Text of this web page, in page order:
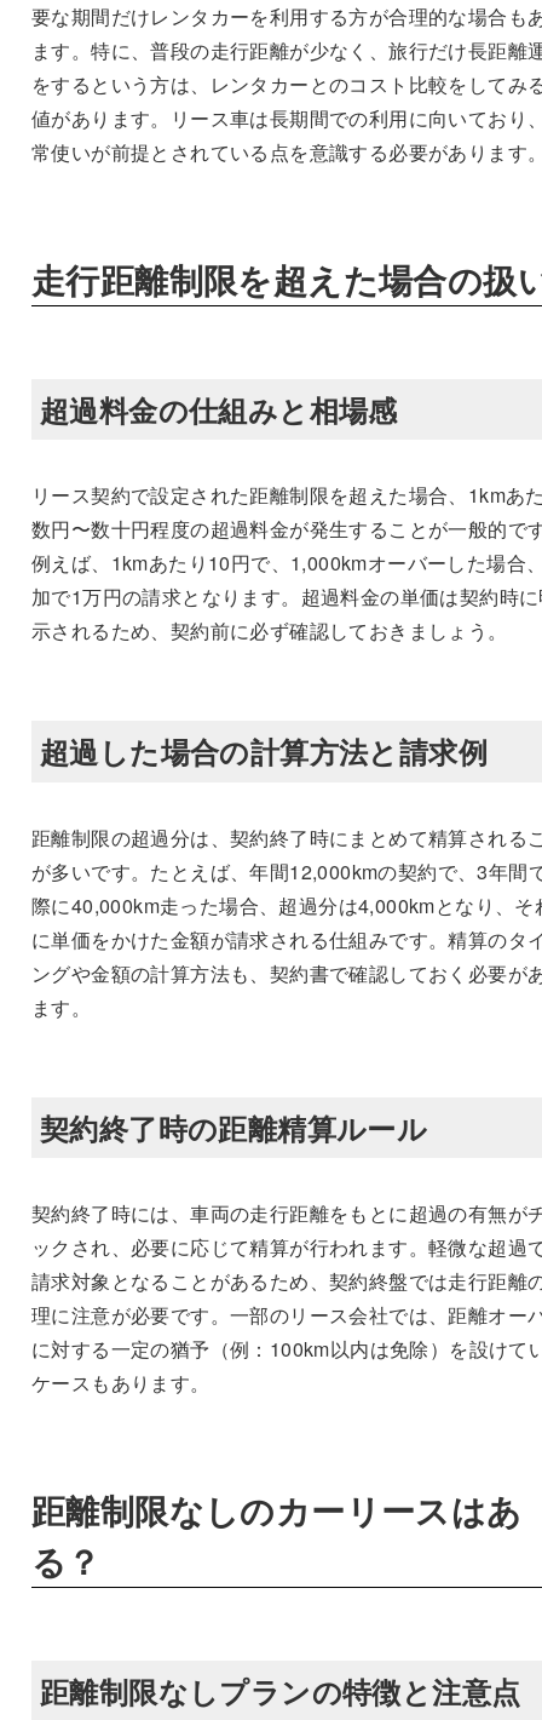
要な期間だけレンタカーを利用する方が合理的な場合も
ます。特に、普段の走行距離が少なく、旅行だけ長距離
をするという方は、レンタカーとのコスト比較をしてみ
値があります。リース車は長期間での利用に向いており
常使いが前提とされている点を意識する必要があります
走行距離制限を超えた場合の扱
超過料金の仕組みと相場感
リース契約で設定された距離制限を超えた場合、1kmあ
数円〜数十円程度の超過料金が発生することが一般的で
例えば、1kmあたり10円で、1,000kmオーバーした場合
加で1万円の請求となります。超過料金の単価は契約時
示されるため、契約前に必ず確認しておきましょう。
超過した場合の計算方法と請求例
距離制限の超過分は、契約終了時にまとめて精算される
が多いです。たとえば、年間12,000kmの契約で、3年間
際に40,000km走った場合、超過分は4,000kmとなり、そ
に単価をかけた金額が請求される仕組みです。精算のタ
ングや金額の計算方法も、契約書で確認しておく必要が
ます。
契約終了時の距離精算ルール
契約終了時には、車両の走行距離をもとに超過の有無が
ックされ、必要に応じて精算が行われます。軽微な超過
請求対象となることがあるため、契約終盤では走行距離
理に注意が必要です。一部のリース会社では、距離オー
に対する一定の猶予（例：100km以内は免除）を設けて
ケースもあります。
距離制限なしのカーリースはあ
る？
距離制限なしプランの特徴と注意点